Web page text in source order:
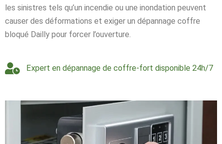
les sinistres tels qu’un incendie ou une inondation peuvent
causer des déformations et exiger un dépannage coffre
bloqué Dailly pour forcer l’ouverture.
Expert en dépannage de coffre-fort disponible 24h/7